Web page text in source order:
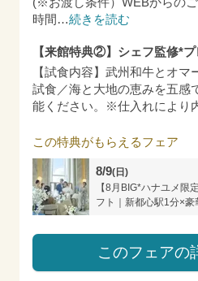
(※お渡し条件）WEBからの
時間 …続きを読む
【来館特典②】シェフ監修*
【試食内容】武州和牛とオ
試食／海と大地の恵みを五感
能ください。※仕入れにより
この特典がもらえるフェア
8/9(日)
【8月BIG*ハナユメ限
フト｜新都心駅1分×豪
このフェアの